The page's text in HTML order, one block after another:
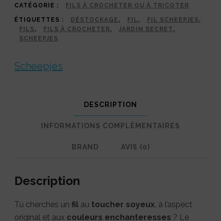
fil
plein
de
pour
CATÉGORIE : FILS À CROCHETER OU À TRICOTER
ÉTIQUETTES : DÉSTOCKAGE , FIL , FIL SCHEEPJES ,
FILS , FILS À CROCHETER, JARDIN SECRET ,
SCHEEPJES
Scheepjes
DESCRIPTION
INFORMATIONS COMPLÉMENTAIRES
BRAND AVIS (0)
Description
Tu cherches un fil au toucher soyeux, à l’aspect
original et aux couleurs enchanteresses ? Le